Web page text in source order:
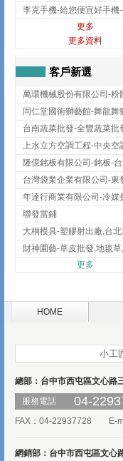
更多
更多資料
客戶新選
聯發當鋪
更多
HOME
小工
總部：台中市西屯區文心路
服務電話
04-
FAX：04-22937728 E-
網銷部：台中市西屯區文心